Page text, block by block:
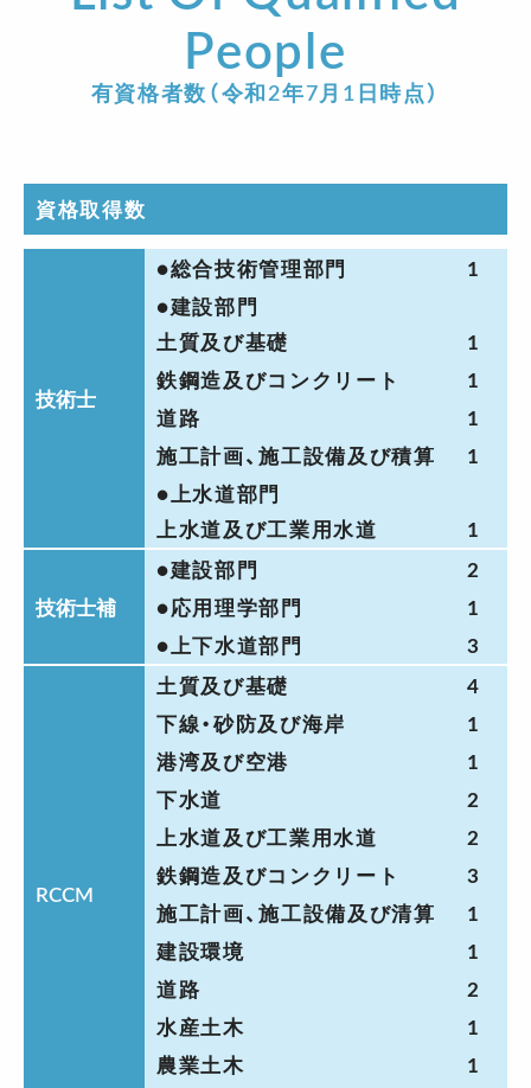
People
有資格者数（令和2年7月1日時点）
資格取得数
技術士
●総合技術管理部門
1
●建設部門
土質及び基礎
1
鉄鋼造及びコンクリート
1
道路
1
施工計画、施工設備及び積算
1
●上水道部門
上水道及び工業用水道
1
技術士補
●建設部門
2
●応用理学部門
1
●上下水道部門
3
RCCM
土質及び基礎
4
下線・砂防及び海岸
1
港湾及び空港
1
下水道
2
上水道及び工業用水道
2
鉄鋼造及びコンクリート
3
施工計画、施工設備及び清算
1
建設環境
1
道路
2
水産土木
1
農業土木
1